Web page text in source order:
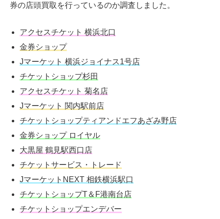
券の店頭買取を行っているのか調査しました。
アクセスチケット 横浜北口
金券ショップ
Jマーケット 横浜ジョイナス1号店
チケットショップ杉田
アクセスチケット 菊名店
Jマーケット 関内駅前店
チケットショップティアンドエフあざみ野店
金券ショップ ロイヤル
大黒屋 鶴見駅西口店
チケットサービス・トレード
JマーケットNEXT 相鉄横浜駅口
チケットショップT＆F港南台店
チケットショップエンデバー